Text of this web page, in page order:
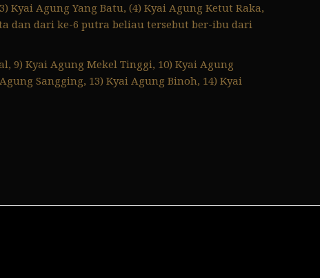
Kyai Agung Yang Batu, (4) Kyai Agung Ketut Raka,
dan dari ke-6 putra beliau tersebut ber-ibu dari
9) Kyai Agung Mekel Tinggi, 10) Kyai Agung
Sangging, 13) Kyai Agung Binoh, 14) Kyai